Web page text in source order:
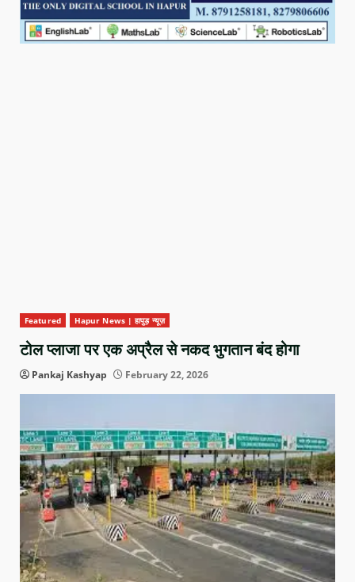
Featured Hapur News | हापुड़ न्यूज़
टोल प्लाजा पर एक अप्रैल से नकद भुगतान बंद होगा
Pankaj Kashyap February 22, 2026